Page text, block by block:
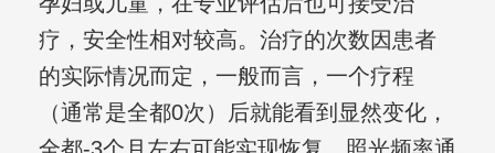
疗，安全性相对较高。治疗的次数因患者
的实际情况而定，一般而言，一个疗程
（通常是全都0次）后就能看到显然变化，